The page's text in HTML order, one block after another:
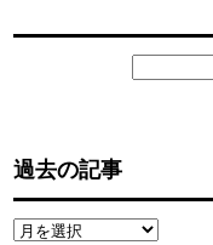
過去の記事
過